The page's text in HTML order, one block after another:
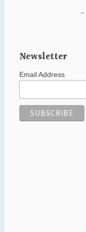
–
Newsletter
Email Address